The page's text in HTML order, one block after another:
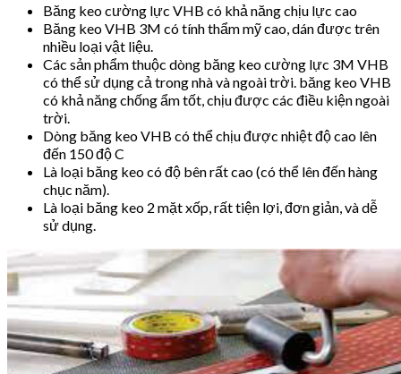
Băng keo cường lực VHB có khả năng chịu lực cao
Băng keo VHB 3M có tính thẩm mỹ cao, dán được trên
nhiều loại vật liệu.
Các sản phẩm thuộc dòng băng keo cường lực 3M VHB
có thể sử dụng cả trong nhà và ngoài trời. băng keo VHB
có khả năng chống ẩm tốt, chịu được các điều kiện ngoài
trời.
Dòng băng keo VHB có thể chịu được nhiệt độ cao lên
đến 150 độ C
Là loại băng keo có độ bên rất cao (có thể lên đến hàng
chục năm).
Là loại băng keo 2 mặt xốp, rất tiện lợi, đơn giản, và dễ
sử dụng.